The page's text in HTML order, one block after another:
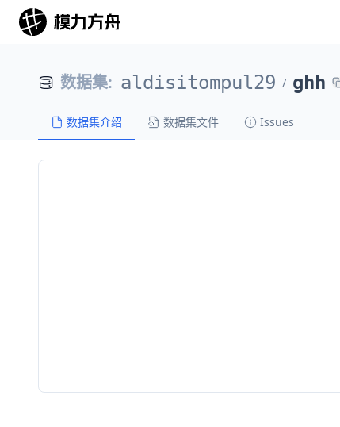
数据集: aldisitompul29 / ghh
数据集介绍 数据集文件 Issues